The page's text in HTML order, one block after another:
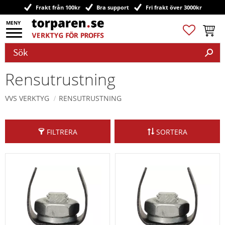
Meny
Frakt från 100kr Bra support Fri frakt över 3000kr
Favoriter
Rensutrustning
VVS VERKTYG RENSUTRUSTNING
FILTRERA SORTERA